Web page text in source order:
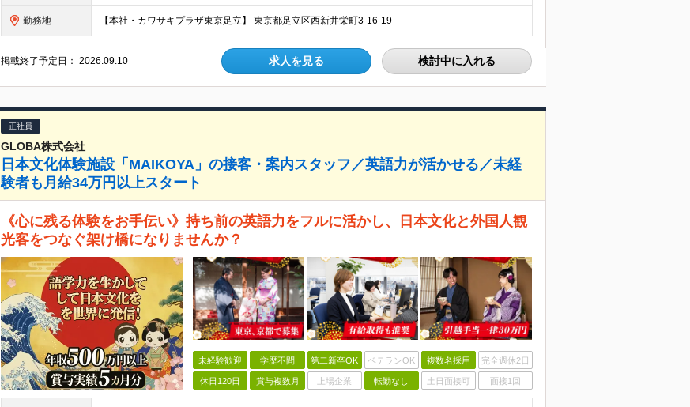
勤務地 【本社・カワサキプラザ東京足立】 東京都足立区西新井栄町3-16-19
掲載終了予定日：2026.09.10 求人を見る 検討中に入れる
正社員
GLOBA株式会社
日本文化体験施設「MAIKOYA」の接客・案内スタッフ／英語力が活かせる／未経
験者も月給34万円以上スタート
《心に残る体験をお手伝い》持ち前の英語力をフルに活かし、日本文化と外国人観
光客をつなぐ架け橋になりませんか？
未経験歓迎 学歴不問 第二新卒OK ベテランOK 複数名採用 完全週休2日
休日120日 賞与複数月 上場企業 転勤なし 土日面接可 面接1回